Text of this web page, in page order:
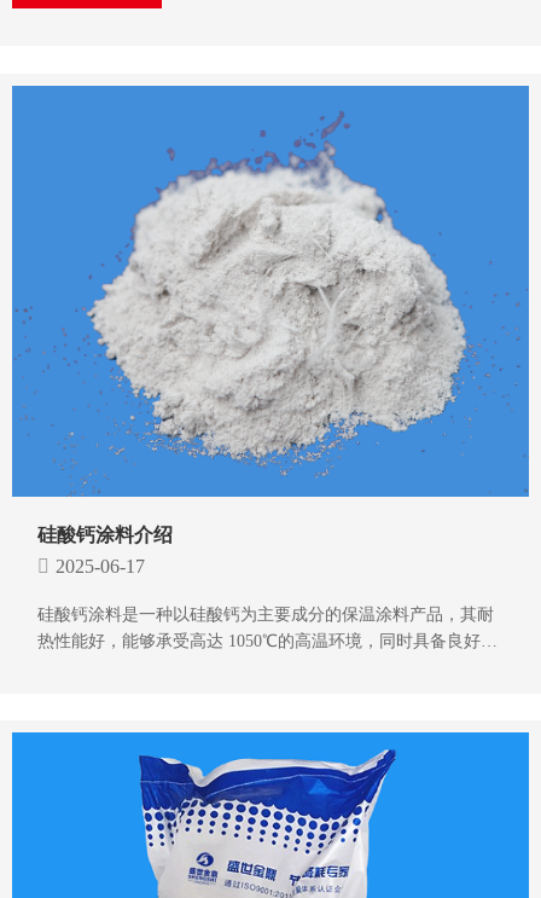
硅酸钙涂料介绍
2025-06-17
硅酸钙涂料是一种以硅酸钙为主要成分的保温涂料产品，其耐
热性能好，能够承受高达 1050℃的高温环境，同时具备良好的